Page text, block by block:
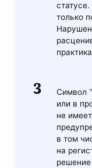
только
Символ
или в
не
в том
на